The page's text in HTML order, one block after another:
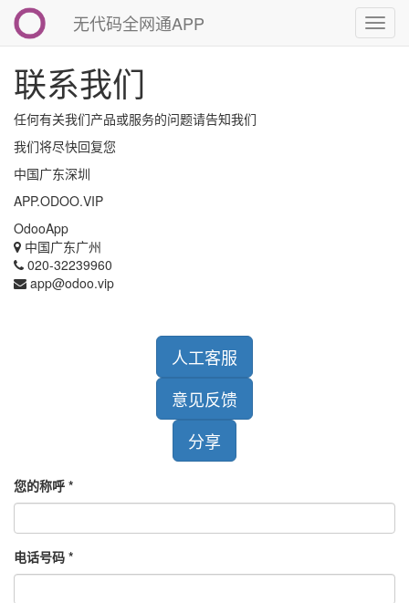
切
换
无代码全网通APP
联系我们
任何有关我们产品或服务的问题请告知我们
我们将尽快回复您
中国广东深圳
APP.ODOO.VIP
OdooApp
中国广东广州
020-32239960
app@odoo.vip
人工客服
意见反馈
分享
您的称呼
电话号码